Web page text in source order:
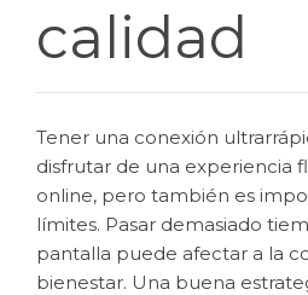
calidad
Tener una conexión
disfrutar de una experiencia
online, pero también es
límites. Pasar demasiado
pantalla puede afectar a la
bienestar. Una buena